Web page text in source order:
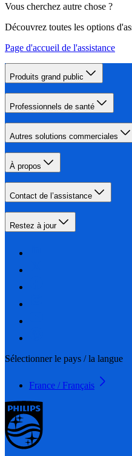
Vous cherchez autre chose ?
Découvrez toutes les options
Page d'accueil de l'assistance
Produits grand public
Professionnels de santé
Autres solutions commerciales
À propos
Contact de l’assistance
Restez à jour
Sélectionner le pays / la langue
France / Français